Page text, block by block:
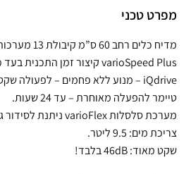
מפרט טכני
מדיח כלים רחב 60 ס”מ קיבולת 13 מערכות כלים תוצרת סימנס.
varioSpeed Plus קיצור זמן התכנית בעד כ 66%.
iQdrive – מנוע ללא פחמים – לפעולה שקטה ולאמינות לאורך שנים.
טיימר להפעלה מאוחרת – עד 24 שעות.
מערכת סלסלות varioFlex ניתנת לסידור גמיש לפי צורכי המשתמש.
צריכת מים: 9.5 ליטר.
שקט מאוד: 46dB בלבד!